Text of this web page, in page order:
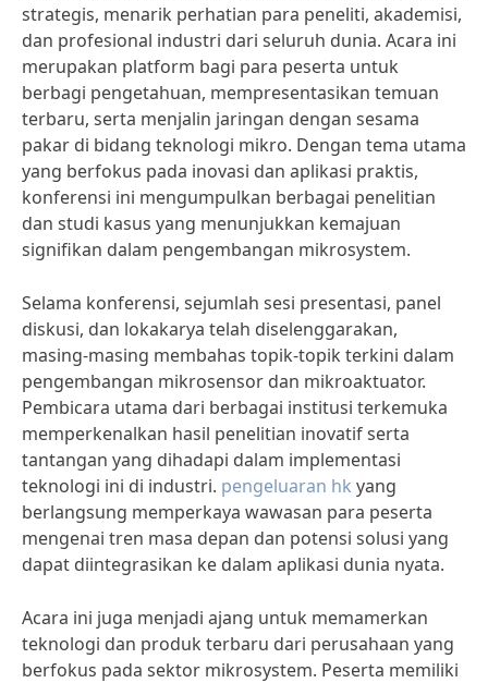
strategis, menarik perhatian para peneliti, akademisi,
dan profesional industri dari seluruh dunia. Acara ini
merupakan platform bagi para peserta untuk
berbagi pengetahuan, mempresentasikan temuan
terbaru, serta menjalin jaringan dengan sesama
pakar di bidang teknologi mikro. Dengan tema utama
yang berfokus pada inovasi dan aplikasi praktis,
konferensi ini mengumpulkan berbagai penelitian
dan studi kasus yang menunjukkan kemajuan
signifikan dalam pengembangan mikrosystem.
Selama konferensi, sejumlah sesi presentasi, panel
diskusi, dan lokakarya telah diselenggarakan,
masing-masing membahas topik-topik terkini dalam
pengembangan mikrosensor dan mikroaktuator.
Pembicara utama dari berbagai institusi terkemuka
memperkenalkan hasil penelitian inovatif serta
tantangan yang dihadapi dalam implementasi
teknologi ini di industri. pengeluaran hk yang
berlangsung memperkaya wawasan para peserta
mengenai tren masa depan dan potensi solusi yang
dapat diintegrasikan ke dalam aplikasi dunia nyata.
Acara ini juga menjadi ajang untuk memamerkan
teknologi dan produk terbaru dari perusahaan yang
berfokus pada sektor mikrosystem. Peserta memiliki